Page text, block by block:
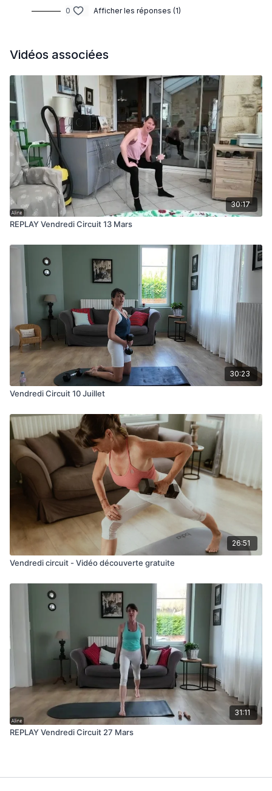
0 Afficher les réponses (1)
Vidéos associées
30:17
REPLAY Vendredi Circuit 13 Mars
30:23
Vendredi Circuit 10 Juillet
26:51
Vendredi circuit - Vidéo découverte gratuite
31:11
REPLAY Vendredi Circuit 27 Mars